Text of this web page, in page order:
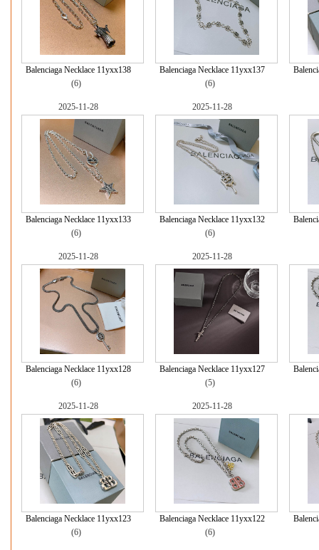
Balenciaga Necklace 11yxx138
(6)
Balenciaga Necklace 11yxx137
(6)
2025-11-28
Balenciaga Necklace 11yxx133
(6)
2025-11-28
Balenciaga Necklace 11yxx132
(6)
2025-11-28
Balenciaga Necklace 11yxx128
(6)
2025-11-28
Balenciaga Necklace 11yxx127
(5)
2025-11-28
Balenciaga Necklace 11yxx123
(6)
2025-11-28
Balenciaga Necklace 11yxx122
(6)